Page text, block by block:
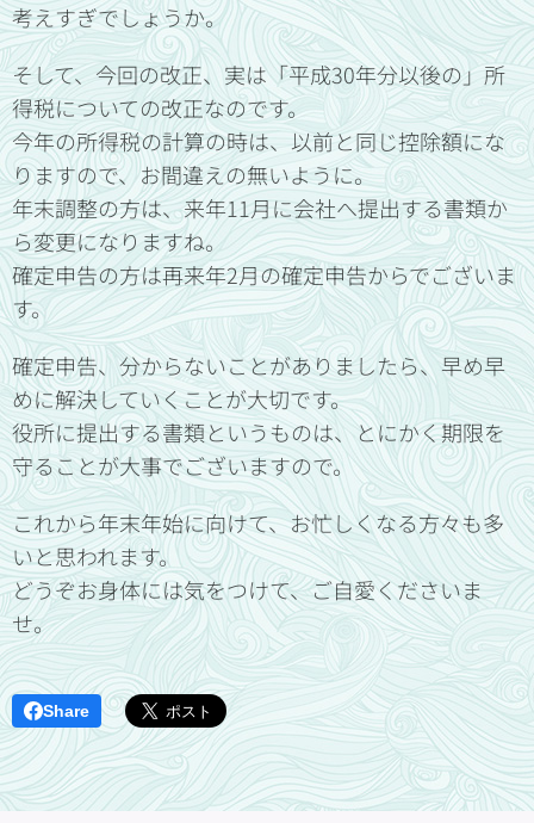
考えすぎでしょうか。
そして、今回の改正、実は「平成30年分以後の」所
得税についての改正なのです。
今年の所得税の計算の時は、以前と同じ控除額にな
りますので、お間違えの無いように。
年末調整の方は、来年11月に会社へ提出する書類か
ら変更になりますね。
確定申告の方は再来年2月の確定申告からでございま
す。
確定申告、分からないことがありましたら、早め早
めに解決していくことが大切です。
役所に提出する書類というものは、とにかく期限を
守ることが大事でございますので。
これから年末年始に向けて、お忙しくなる方々も多
いと思われます。
どうぞお身体には気をつけて、ご自愛くださいま
せ。
Share